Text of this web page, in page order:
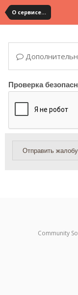
О сервисе, сайте и форуме
Проверка
Отправить жалобу
Community